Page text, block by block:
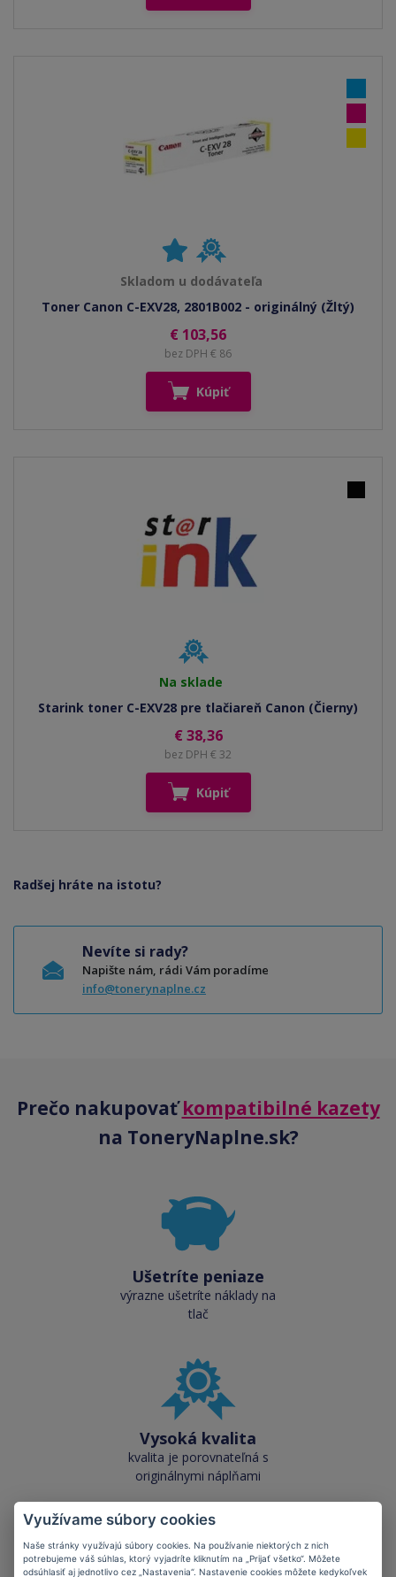
Skladom u dodávateľa
Toner Canon C-EXV28, 2801B002 - originálný (Žltý)
€ 103,56
bez DPH € 86
Kúpiť
Na sklade
Starink toner C-EXV28 pre tlačiareň Canon (Čierny)
€ 38,36
bez DPH € 32
Kúpiť
Radšej hráte na istotu?
Nevíte si rady?
Napište nám, rádi Vám poradíme
info@tonerynaplne.cz
Prečo nakupovaťkompatibilné kazety
na ToneryNaplne.sk?
Ušetríte peniaze
výrazne ušetríte náklady na
tlač
Vysoká kvalita
kvalita je porovnateľná s
originálnymi náplňami
Využívame súbory cookies
Naše stránky využívajú súbory cookies. Na používanie niektorých z nich
potrebujeme váš súhlas, ktorý vyjadríte kliknutím na „Prijať všetko“. Môžete
odsúhlasiť aj jednotlivo cez „Nastavenia“. Nastavenie cookies môžete kedykoľvek